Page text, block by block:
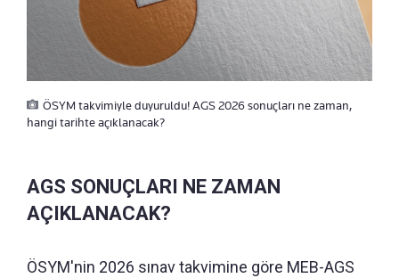
ÖSYM takvimiyle duyuruldu! AGS 2026 sonuçları ne zaman,
hangi tarihte açıklanacak?
AGS SONUÇLARI NE ZAMAN
AÇIKLANACAK?
ÖSYM'nin 2026 sınav takvimine göre MEB-AGS